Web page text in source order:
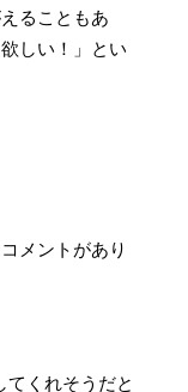
ることもあ
しい！」とい
メントがあり
くれそうだと